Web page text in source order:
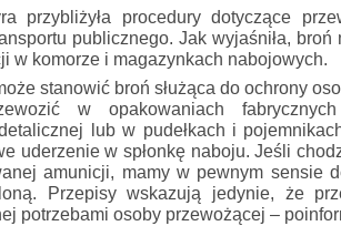
przybliżyła procedury dotyczące
publicznego. Jak wyjaśniła, broń
w komorze i magazynkach nabojowych.
stanowić broń służąca do ochrony
w opakowaniach
lub w pudełkach i
uderzenie w spłonkę naboju. Jeśli
amunicji, mamy w pewnym sensie
Przepisy wskazują jedynie, że
potrzebami osoby przewożącej –